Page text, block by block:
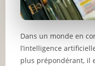
Dans un monde en
l’intelligence
plus prépondérant, il